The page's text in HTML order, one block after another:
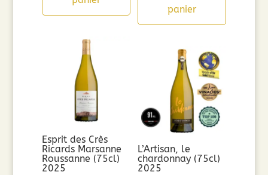
panier
Esprit des Crès
Ricards Marsanne
Roussanne (75cl)
2025
L’Artisan, le
chardonnay (75cl)
2025